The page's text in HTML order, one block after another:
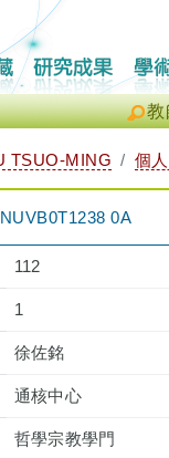
教
TSUO-MING 個
0A
112
1
徐佐銘
通核中心
哲學宗教學門